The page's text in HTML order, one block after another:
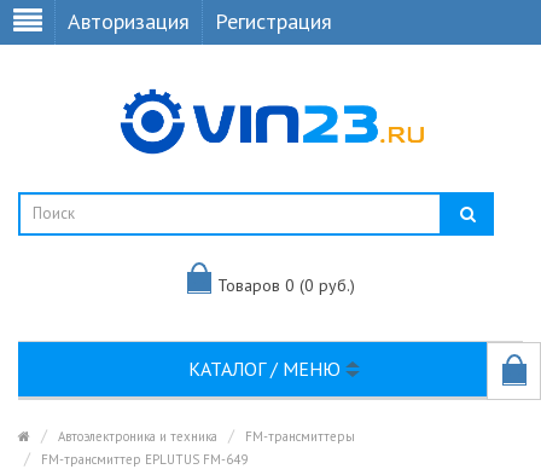
Авторизация Регистрация
Товаров 0 (0 руб.)
КАТАЛОГ / МЕНЮ
Автоэлектроника и техника
FM-трансмиттеры
FM-трансмиттер EPLUTUS FM-649